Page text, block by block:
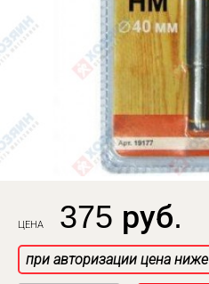
ЦЕНА 375 руб.
при авторизации цена ниже